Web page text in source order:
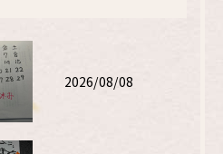
2026/08/08